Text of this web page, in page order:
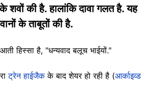
शवों की है. हालांकि दावा गलत है. यह
के ताबूतों की है.
हिस्सा है, "धन्यवाद बलूच भाईयों."
ट्रेन हाईजैकके बाद शेयर हो रही है (आर्काइव्ड